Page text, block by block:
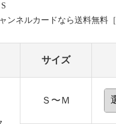
ンネルカードなら送料無料［
サイズ
Ｓ〜Ｍ